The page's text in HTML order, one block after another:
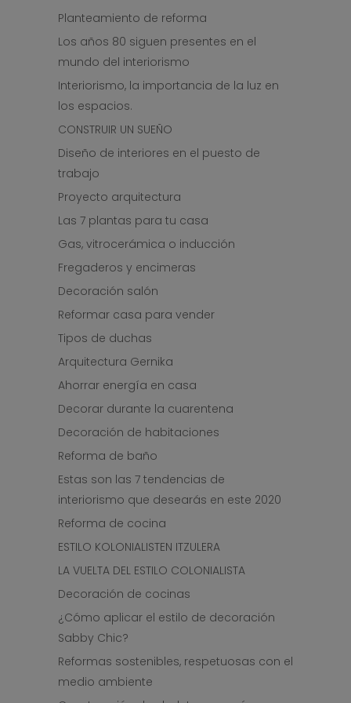
Planteamiento de reforma
Los años 80 siguen presentes en el
mundo del interiorismo
Interiorismo, la importancia de la luz en
los espacios.
CONSTRUIR UN SUEÑO
Diseño de interiores en el puesto de
trabajo
Proyecto arquitectura
Las 7 plantas para tu casa
Gas, vitrocerámica o inducción
Fregaderos y encimeras
Decoración salón
Reformar casa para vender
Tipos de duchas
Arquitectura Gernika
Ahorrar energía en casa
Decorar durante la cuarentena
Decoración de habitaciones
Reforma de baño
Estas son las 7 tendencias de
interiorismo que desearás en este 2020
Reforma de cocina
ESTILO KOLONIALISTEN ITZULERA
LA VUELTA DEL ESTILO COLONIALISTA
Decoración de cocinas
¿Cómo aplicar el estilo de decoración
Sabby Chic?
Reformas sostenibles, respetuosas con el
medio ambiente